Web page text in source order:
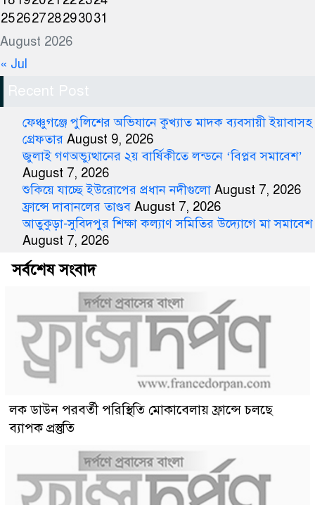
August 2026
25262728293031
« Jul
Recent Post
ফেঞ্চুগঞ্জে পুলিশের অভিযানে কুখ্যাত মাদক ব্যবসায়ী ইয়াবাসহ
গ্রেফতার August 9, 2026
জুলাই গণঅভ্যুত্থানের ২য় বার্ষিকীতে লন্ডনে ‘বিপ্লব সমাবেশ’
August 7, 2026
শুকিয়ে যাচ্ছে ইউরোপের প্রধান নদীগুলো August 7, 2026
ফ্রান্সে দাবানলের তাণ্ডব August 7, 2026
আতুকুড়া-সুবিদপুর শিক্ষা কল্যাণ সমিতির উদ্যোগে মা সমাবেশ
August 7, 2026
সর্বশেষ সংবাদ
লক ডাউন পরবর্তী পরিস্থিতি মোকাবেলায় ফ্রান্সে চলছে
ব্যাপক প্রস্তুতি